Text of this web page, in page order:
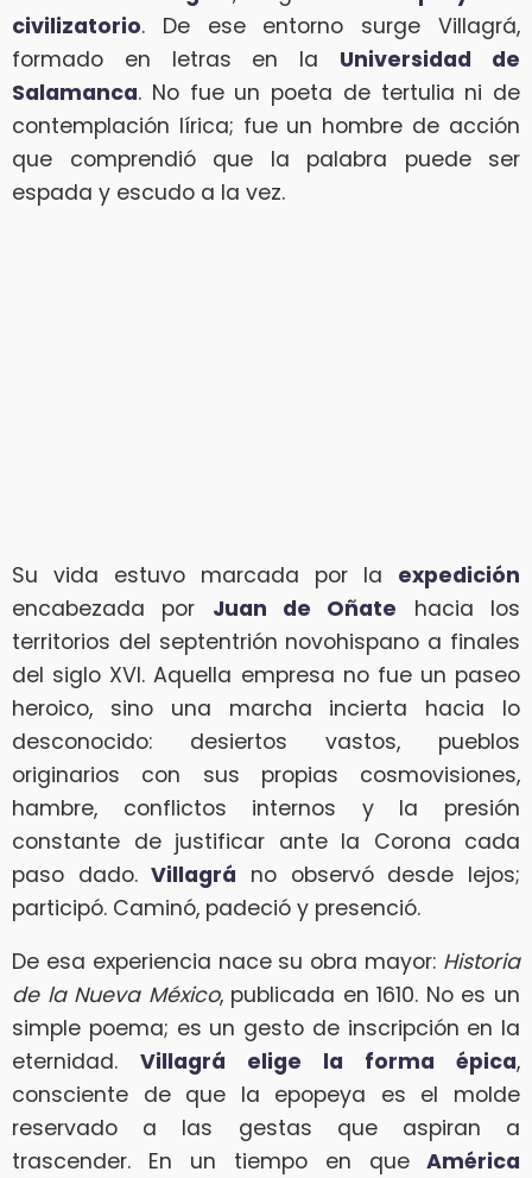
civilizatorio. De ese entorno surge Villagrá,
formado en letras en la Universidad de
Salamanca. No fue un poeta de tertulia ni de
contemplación lírica; fue un hombre de acción
que comprendió que la palabra puede ser
espada y escudo a la vez.
Su vida estuvo marcada por la expedición
encabezada por Juan de Oñate hacia los
territorios del septentrión novohispano a finales
del siglo XVI. Aquella empresa no fue un paseo
heroico, sino una marcha incierta hacia lo
desconocido: desiertos vastos, pueblos
originarios con sus propias cosmovisiones,
hambre, conflictos internos y la presión
constante de justificar ante la Corona cada
paso dado.Villagrá no observó desde lejos;
participó. Caminó, padeció y presenció.
De esa experiencia nace su obra mayor: Historia
de la Nueva México, publicada en 1610. No es un
simple poema; es un gesto de inscripción en la
eternidad. Villagrá elige la forma épica,
consciente de que la epopeya es el molde
reservado a las gestas que aspiran a
trascender. En un tiempo en que América